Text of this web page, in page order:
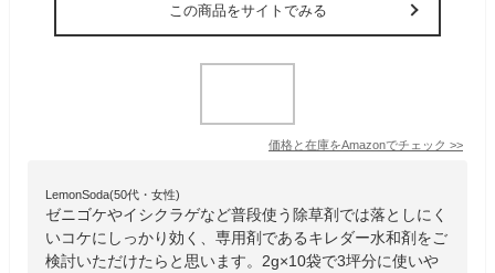
この商品をサイトでみる
価格と在庫をAmazonでチェック >>
LemonSoda(50代・女性)
ゼニゴケやイシクラゲなど普段使う除草剤では落としにく
いコケにしっかり効く、専用剤であるキレダー水和剤をご
検討いただけたらと思います。2g×10袋で3坪分に使いや